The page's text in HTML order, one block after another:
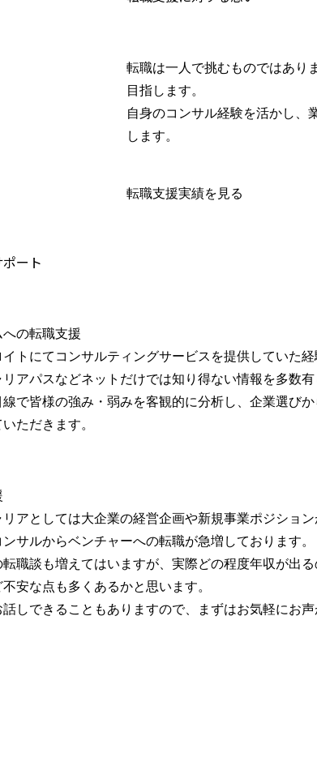
転職は一人で挑むものではあり
目指します。
自身のコンサル経験を活かし、
します。
転職支援実績を見る
ート
の転職支援
トにてコンサルティングサービスを提供していた
アパスなどネットだけでは知り得ない情報を多数有
で皆様の強み・弱みを客観的に分析し、企業選び
ただきます。
アとしては大企業の経営企画や新規事業ポジション
サルからベンチャーへの転職が急増しております。
職談も増えてはいますが、実際どの程度年収が出
安な点も多くあるかと思います。
しできることもありますので、まずはお気軽にお